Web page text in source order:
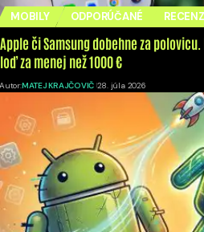
MOBILY ODPORÚČANÉ
Apple či Samsung dobehne za
loď za menej než 1000 €
Autor:MATEJ KRAJČOVIČ 28. júla 2026